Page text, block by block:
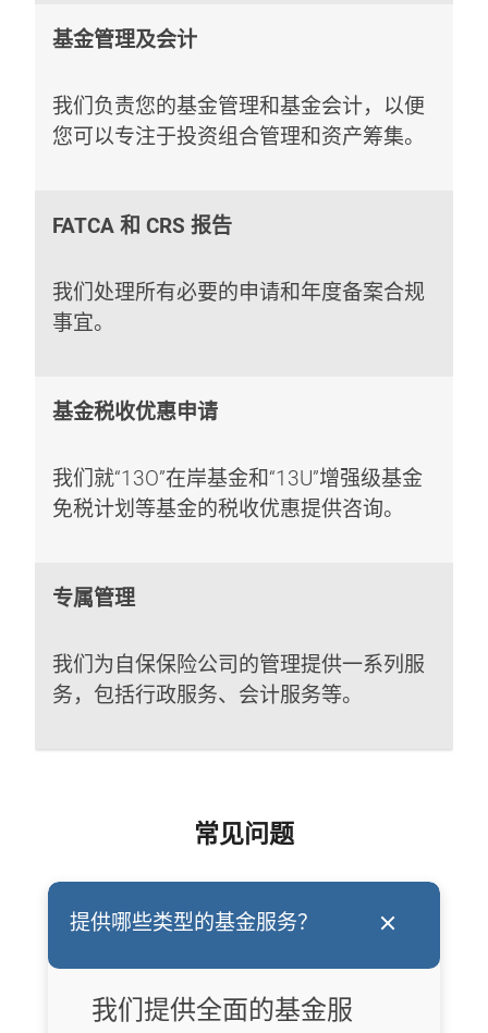
基金管理及会计
我们负责您的基金管理和基金会计，以便
您可以专注于投资组合管理和资产筹集。
FATCA 和 CRS 报告
我们处理所有必要的申请和年度备案合规
事宜。
基金税收优惠申请
我们就“13O”在岸基金和“13U”增强级基金
免税计划等基金的税收优惠提供咨询。
专属管理
我们为自保保险公司的管理提供一系列服
务，包括行政服务、会计服务等。
常见问题
提供哪些类型的基金服务？
我们提供全面的基金服